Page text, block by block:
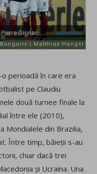
perioadă în care era
pe Claudiu
două turnee finale la
între ele (2010),
Mondialele din Brazilia,
Între timp, băieții s-au
chiar dacă trei
și Ucraina. Una